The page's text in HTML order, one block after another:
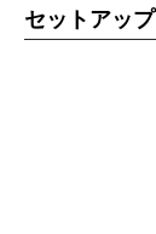
セットアップ